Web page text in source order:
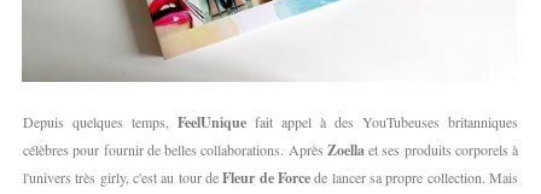
Depuis quelques temps, FeelUnique fait appel à des YouTubeuses britanniques
célèbres pour fournir de belles collaborations. Après Zoellaet ses produits corporels à
l'univers très girly, c'est au tour deFleur de Forcede lancer sa propre collection. Mais